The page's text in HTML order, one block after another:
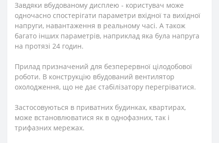
Завдяки вбудованому дисплею - користувач може
одночасно спостерігати параметри вхідної та вихідної
напруги, навантаження в реальному часі. А також
багато інших параметрів, наприклад яка була напруга
на протязі 24 годин.
Прилад призначений для безперервної цілодобової
роботи. В конструкцію вбудований вентилятор
охолодження, що не дає стабілізатору перегріватися.
Застосовуються в приватних будинках, квартирах,
може встановлюватися як в однофазних, так і
трифазних мережах.